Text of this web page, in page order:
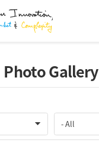
Photo Gallery